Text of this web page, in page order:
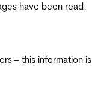
have been read.
– this information